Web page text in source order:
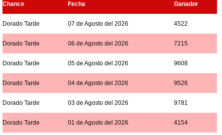
Chance Fecha Ganador
Dorado Tarde 07 de Agosto del 2026 4522
Dorado Tarde 06 de Agosto del 2026 7215
Dorado Tarde 05 de Agosto del 2026 9608
Dorado Tarde 04 de Agosto del 2026 9526
Dorado Tarde 03 de Agosto del 2026 9781
Dorado Tarde 01 de Agosto del 2026 4154